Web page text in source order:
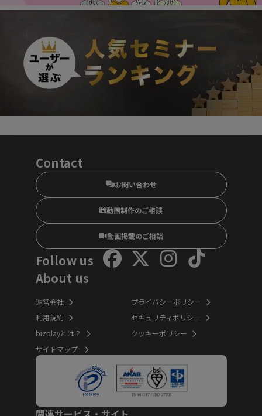
Contact
お問い合わせ
動画制作のご相談
動画掲載のご相談
Follow us
About us
運営会社
利用規約
bizplayとは？
サイトマップ
プライバシーポリシー
セキュリティポリシー
クッキーポリシー